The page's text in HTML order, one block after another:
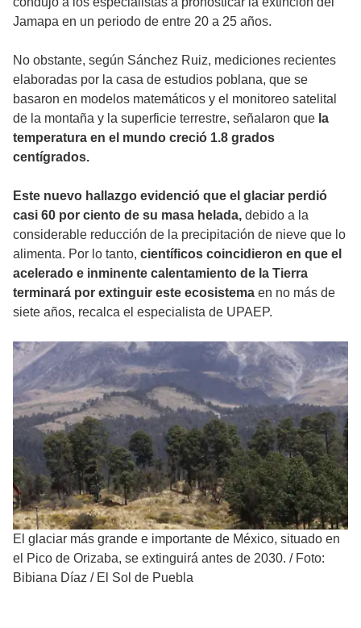
Jamapa en un periodo de entre 20 a 25 años.
No obstante, según Sánchez Ruiz, mediciones recientes
elaboradas por la casa de estudios poblana, que se
basaron en modelos matemáticos y el monitoreo satelital
de la montaña y la superficie terrestre, señalaron que la
temperatura en el mundo creció 1.8 grados
centígrados.
Este nuevo hallazgo evidenció que el glaciar perdió
casi 60 por ciento de su masa helada, debido a la
considerable reducción de la precipitación de nieve que lo
alimenta. Por lo tanto, científicos coincidieron en que el
acelerado e inminente calentamiento de la Tierra
terminará por extinguir este ecosistema en no más de
siete años, recalca el especialista de UPAEP.
El glaciar más grande e importante de México, situado en
el Pico de Orizaba, se extinguirá antes de 2030. / Foto:
Bibiana Díaz / El Sol de Puebla